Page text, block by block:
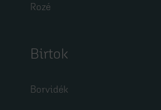
Rozé
Birtok
Borvidék